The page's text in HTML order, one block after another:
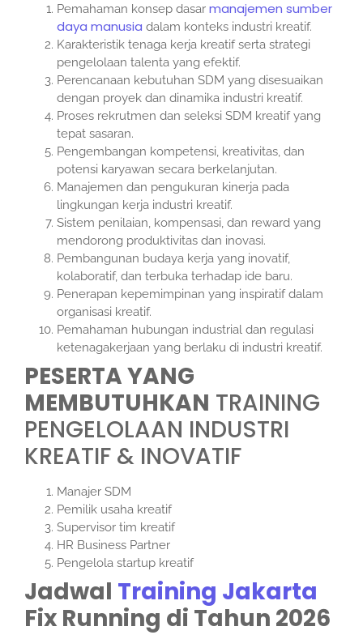
Pemahaman konsep dasar manajemen sumber
daya manusia dalam konteks industri kreatif.
Karakteristik tenaga kerja kreatif serta strategi
pengelolaan talenta yang efektif.
Perencanaan kebutuhan SDM yang disesuaikan
dengan proyek dan dinamika industri kreatif.
Proses rekrutmen dan seleksi SDM kreatif yang
tepat sasaran.
Pengembangan kompetensi, kreativitas, dan
potensi karyawan secara berkelanjutan.
Manajemen dan pengukuran kinerja pada
lingkungan kerja industri kreatif.
Sistem penilaian, kompensasi, dan reward yang
mendorong produktivitas dan inovasi.
Pembangunan budaya kerja yang inovatif,
kolaboratif, dan terbuka terhadap ide baru.
Penerapan kepemimpinan yang inspiratif dalam
organisasi kreatif.
Pemahaman hubungan industrial dan regulasi
ketenagakerjaan yang berlaku di industri kreatif.
PESERTA YANG
MEMBUTUHKAN TRAINING
PENGELOLAAN INDUSTRI
KREATIF & INOVATIF
Manajer SDM
Pemilik usaha kreatif
Supervisor tim kreatif
HR Business Partner
Pengelola startup kreatif
Jadwal Training Jakarta
Fix Running di Tahun 2026